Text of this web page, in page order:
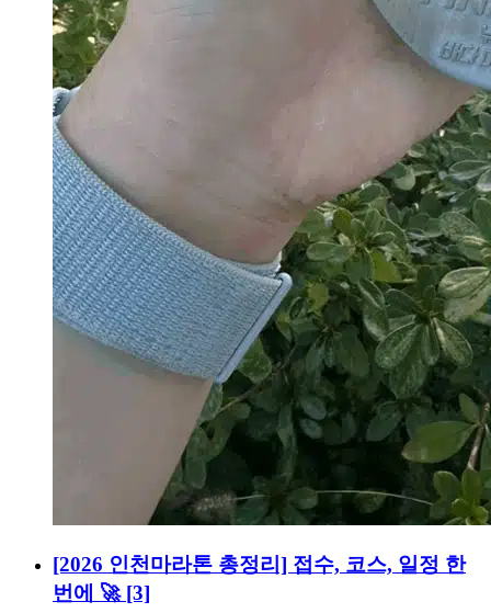
[2026 인천마라톤 총정리] 접수, 코스, 일정 한
번에 🚀 [3]